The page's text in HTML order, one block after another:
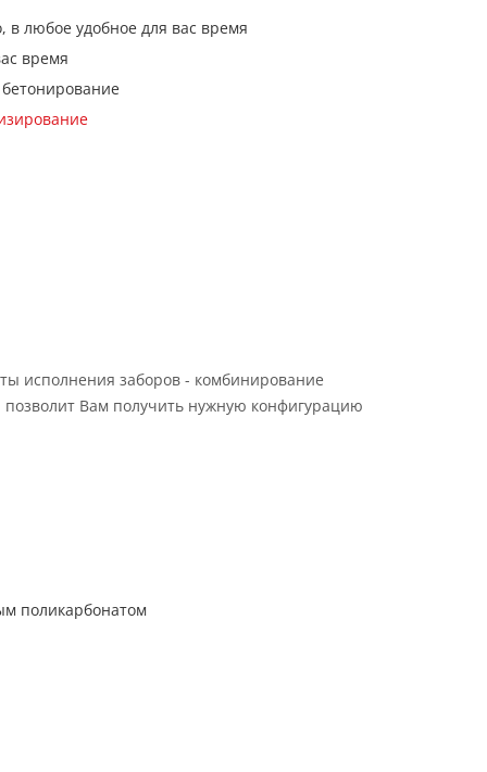
в любое удобное для вас время
время
исполнения заборов - комбинирование
Вам получить нужную конфигурацию
поликарбонатом